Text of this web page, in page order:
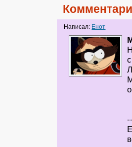
Написал: Енот